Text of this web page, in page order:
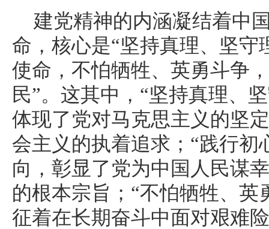
建党精神的内涵凝结着中
命，核心是“坚持真理、坚守
使命，不怕牺牲、英勇斗争
民”。这其中，“坚持真理、
体现了党对马克思主义的坚
会主义的执着追求；“践行初
向，彰显了党为中国人民谋
的根本宗旨；“不怕牺牲、英
征着在长期奋斗中面对艰难